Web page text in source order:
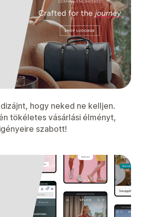
hogy neked ne kelljen.
tökéletes vásárlási élményt,
szabott!